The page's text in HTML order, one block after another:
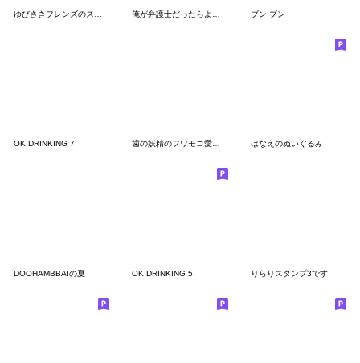
ブン ブン
OK DRINKING 7 歯の妖精のフワモコ愛スタンプ はなえのぬいぐるみ
DOOHAMBBA!の夏 OK DRINKING 5 りらりスタンプ3です